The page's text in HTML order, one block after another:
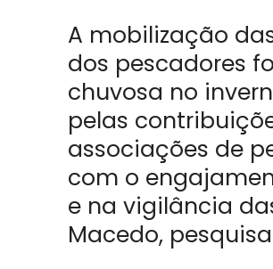
A mobilização
dos pescadores
chuvosa no
pelas
associações de
com o
e na vigilância
Macedo,